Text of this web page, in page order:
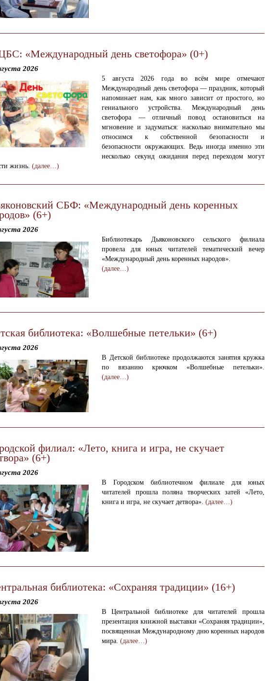
«Международный день светофора» (0+)
2026
5 августа 2026 года во всём мире отмечают
Международный день светофора — праздник, который
напоминает нам, как много зависит от простого, но
гениального устройства. Международный день
светофора — отличный повод остановиться на
мгновение и задуматься: насколько внимательно мы
относимся к собственной безопасности и
безопасности окружающих. Ведь иногда именно эти
несколько секунд ожидания перед переходом могут
жизнь. (далее…)
СБФ: «Международный день коренных
(6+)
2026
Библиотекарь Дьяконовского сельского филиала
провела для юных читателей тематический вечер
«Международный день коренных народов».
(далее…)
библиотека: «Волшебные петельки» (6+)
2026
В Детской библиотеке продолжаются занятия кружка
по вязанию крючком «Волшебные петельки».
(далее…)
филиал: «Лето, книга и игра, не скучает
(6+)
2026
В Городском библиотечном филиале для юных
читателей прошла поляна творческих затей «Лето,
книга и игра, не скучает детвора».(далее…)
библиотека: «Сохраняя традиции» (16+)
2026
В Центральной библиотеке для читателей прошла
презентация книжной выставки «Сохраняя традиции»,
посвященная Международному дню коренных народов
мира.(далее…)